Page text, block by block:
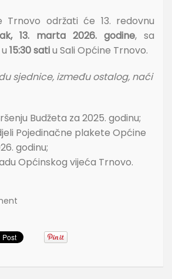
Trnovo održati će 13. redovnu
13. marta 2026. godine, sa
15:30 satiu Sali Općine Trnovo.
sjednice, između ostalog, naći
Budžeta za 2025. godinu;
Pojedinačne plakete Općine
godinu;
Općinskog vijeća Trnovo.